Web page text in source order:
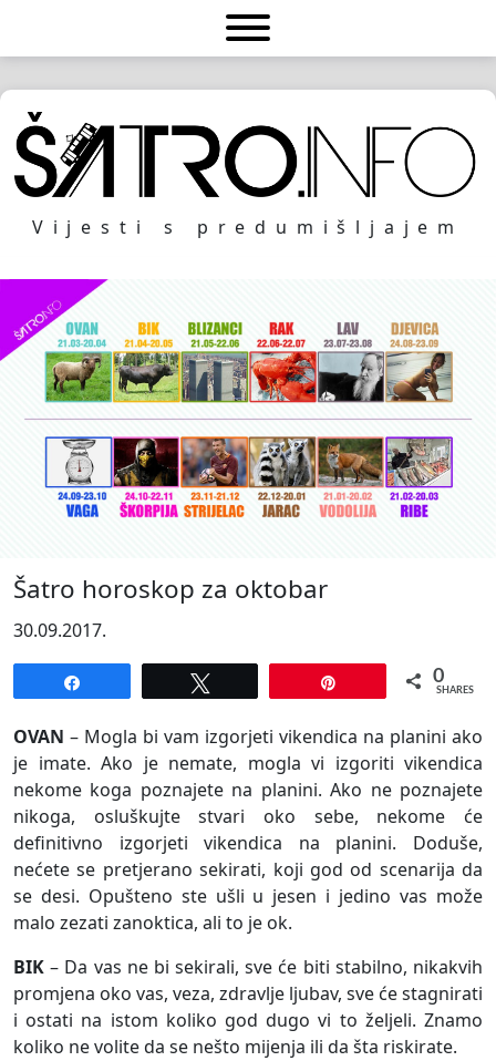
Vijesti s predumišljajem
Šatro horoskop za oktobar
30.09.2017.
0
SHARES
OVAN – Mogla bi vam izgorjeti vikendica na planini ako
je imate. Ako je nemate, mogla vi izgoriti vikendica
nekome koga poznajete na planini. Ako ne poznajete
nikoga, osluškujte stvari oko sebe, nekome će
definitivno izgorjeti vikendica na planini. Doduše,
nećete se pretjerano sekirati, koji god od scenarija da
se desi. Opušteno ste ušli u jesen i jedino vas može
malo zezati zanoktica, ali to je ok.
BIK – Da vas ne bi sekirali, sve će biti stabilno, nikakvih
promjena oko vas, veza, zdravlje ljubav, sve će stagnirati
i ostati na istom koliko god dugo vi to željeli. Znamo
koliko ne volite da se nešto mijenja ili da šta riskirate.